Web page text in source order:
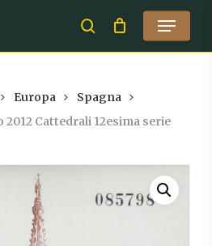
search
Menu
Europa
Spagna
Cattedrali 12esima serie
Close